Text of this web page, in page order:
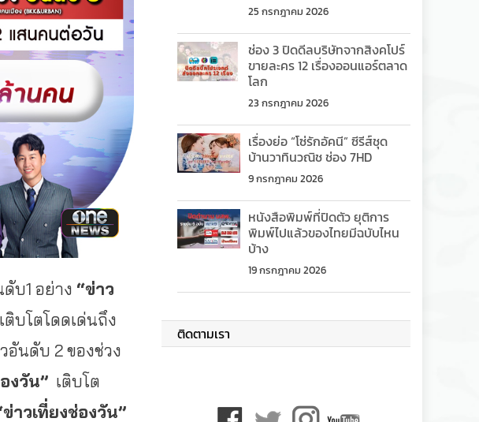
บ1 อย่าง “ข่าว
บโตโดดเด่นถึง
อันดับ 2 ของช่วง
งวัน” เติบโต
ข่าวเที่ยงช่องวัน”
25 กรกฎาคม 2026
ช่อง 3 ปิดดีลบริษัทจากสิงคโปร์
ขายละคร 12 เรื่องออนแอร์ตลาด
โลก
23 กรกฎาคม 2026
เรื่องย่อ “โซ่รักอัคนี” ซีรีส์ชุด
บ้านวาทินวณิช ช่อง 7HD
9 กรกฎาคม 2026
หนังสือพิมพ์ที่ปิดตัว ยุติการ
พิมพ์ไปแล้วของไทยมีฉบับไหน
บ้าง
19 กรกฎาคม 2026
ติดตามเรา